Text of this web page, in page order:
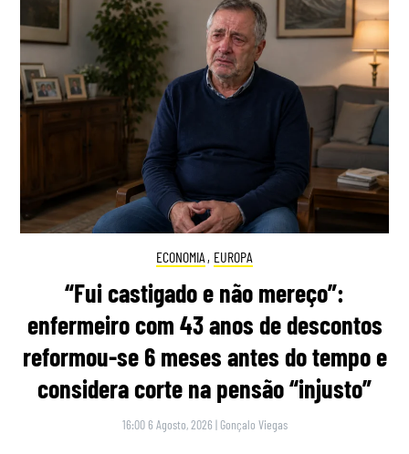
ECONOMIA , EUROPA
“Fui castigado e não mereço”:
enfermeiro com 43 anos de descontos
reformou-se 6 meses antes do tempo e
considera corte na pensão “injusto”
16:00 6 Agosto, 2026 | Gonçalo Viegas